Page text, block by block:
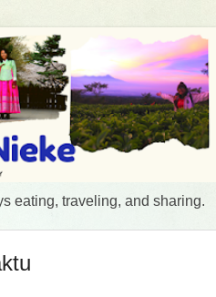
eating, traveling, and sharing.